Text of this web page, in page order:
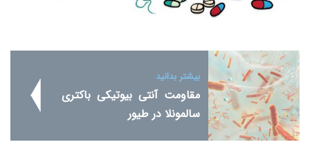
بیشتر بدانید
مقاومت آنتی بیوتیکی باکتری
سالمونلا در طیور